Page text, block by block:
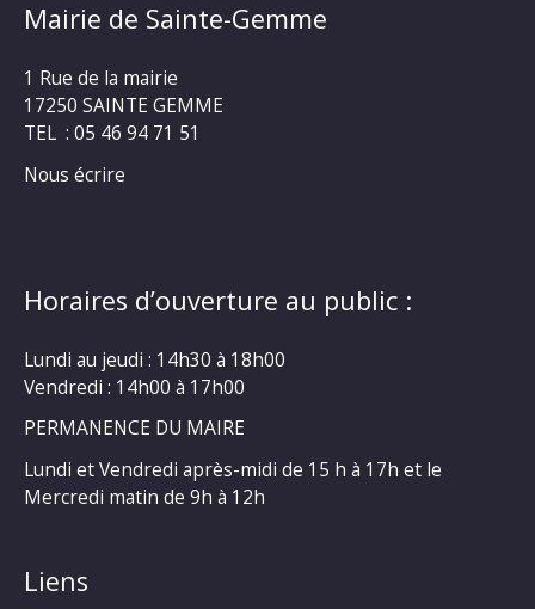
Mairie de Sainte-Gemme
1 Rue de la mairie
17250 SAINTE GEMME
TEL : 05 46 94 71 51
Nous écrire
Horaires d’ouverture au public :
Lundi au jeudi : 14h30 à 18h00
Vendredi : 14h00 à 17h00
PERMANENCE DU MAIRE
Lundi et Vendredi après-midi de 15 h à 17h et le
Mercredi matin de 9h à 12h
Liens